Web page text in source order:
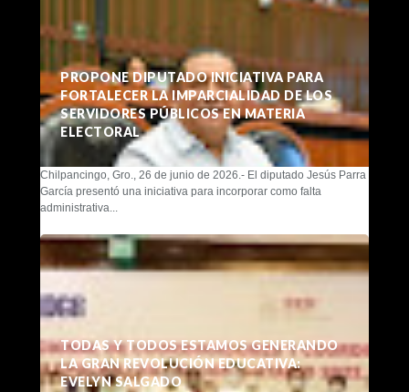
PROPONE DIPUTADO INICIATIVA PARA
FORTALECER LA IMPARCIALIDAD DE LOS
SERVIDORES PÚBLICOS EN MATERIA
ELECTORAL
Chilpancingo, Gro., 26 de junio de 2026.- El diputado Jesús Parra
García presentó una iniciativa para incorporar como falta
administrativa...
TODAS Y TODOS ESTAMOS GENERANDO
LA GRAN REVOLUCIÓN EDUCATIVA:
EVELYN SALGADO